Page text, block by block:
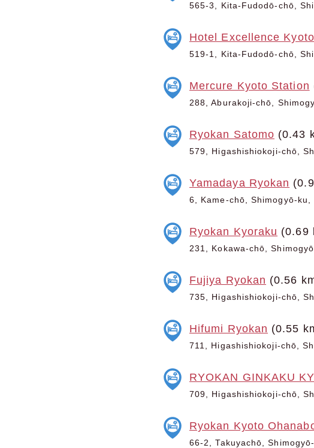
565-3, Kita-Fudodō-chō,
Hotel Excellence
519-1, Kita-Fudodō-chō,
Mercure Kyoto Station
288, Aburakoji-chō,
Ryokan Satomo (0.43
579, Higashishiokoji-chō,
Yamadaya Ryokan
6, Kame-chō, Shimogyō-
Ryokan Kyoraku (0.69
231, Kokawa-chō,
Fujiya Ryokan (0.56
735, Higashishiokoji-chō,
Hifumi Ryokan (0.55
711, Higashishiokoji-chō,
RYOKAN GINKAKU
709, Higashishiokoji-chō,
Ryokan Kyoto
66-2, Takuyachō,